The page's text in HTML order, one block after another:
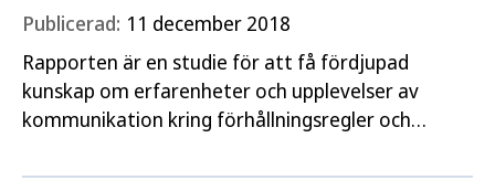
Publicerad: 11 december 2018
Rapporten är en studie för att få fördjupad
kunskap om erfarenheter och upplevelser av
kommunikation kring förhållningsregler och
Detta i ljuset av den nya kunskapen om minimal